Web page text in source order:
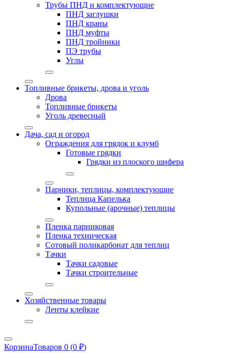
Трубы ПНД и комплектующие
ПНД заглушки
ПНД краны
ПНД муфты
ПНД тройники
ПЭ трубы
Углы
Топливные брикеты, дрова и уголь
Дрова
Топливные брикеты
Уголь древесный
Дача, сад и огород
Ограждения для грядок и клумб
Готовые грядки
Грядки из плоского шифера
Парники, теплицы, комплектующие
Теплица Капелька
Купольные (арочные) теплицы
Пленка парниковая
Пленка техническая
Сотовый поликарбонат для теплиц
Тачки
Тачки садовые
Тачки строительные
Хозяйственные товары
Ленты клейкие
КорзинаТоваров 0 (0 ₽)